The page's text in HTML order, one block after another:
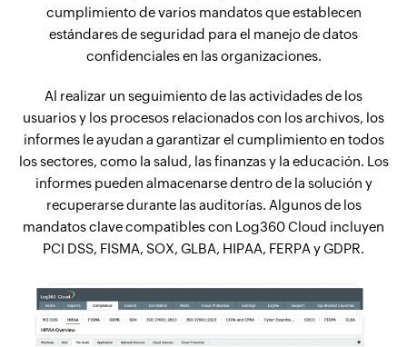
cumplimiento de varios mandatos que establecen
estándares de seguridad para el manejo de datos
confidenciales en las organizaciones.
Al realizar un seguimiento de las actividades de los
usuarios y los procesos relacionados con los archivos, los
informes le ayudan a garantizar el cumplimiento en todos
los sectores, como la salud, las finanzas y la educación. Los
informes pueden almacenarse dentro de la solución y
recuperarse durante las auditorías. Algunos de los
mandatos clave compatibles con Log360 Cloud incluyen
PCI DSS, FISMA, SOX, GLBA, HIPAA, FERPA y GDPR.